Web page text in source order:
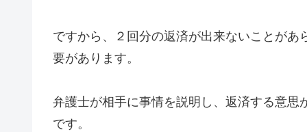
ですから、２回分の返済が出来ないことが
要があります。
弁護士が相手に事情を説明し、返済する意思
です。